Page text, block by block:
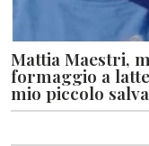
Mattia Maestri,
formaggio a
mio piccolo